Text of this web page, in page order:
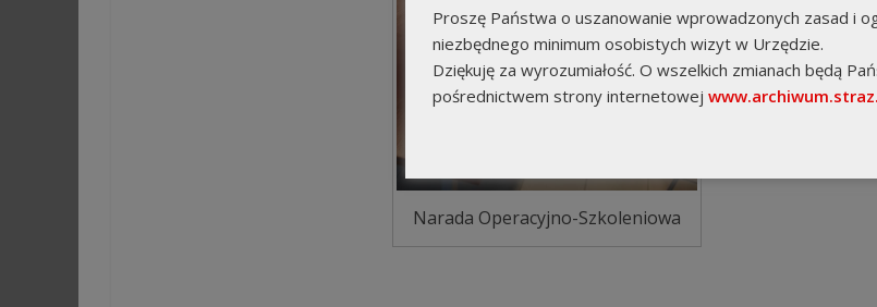
Narada Operacyjno-Szkoleniowa
Proszę Państwa o uszanowanie wprowadzonych zasad i
niezbędnego minimum osobistych wizyt w Urzędzie.
Dziękuję za wyrozumiałość. O wszelkich zmianach będą
pośrednictwem strony internetowej